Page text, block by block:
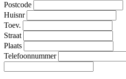
Postcode
Huisnr
Toev.
Straat
Plaats
Telefoonnummer